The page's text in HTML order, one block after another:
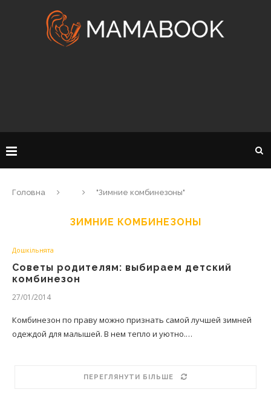
Головна "Зимние комбинезоны"
ЗИМНИЕ КОМБИНЕЗОНЫ
Дошкільнята
Советы родителям: выбираем детский
комбинезон
27/01/2014
Комбинезон по праву можно признать самой лучшей зимней
одеждой для малышей. В нем тепло и уютно.…
ПЕРЕГЛЯНУТИ БІЛЬШЕ